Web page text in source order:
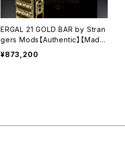
ERGAL 21 GOLD BAR by Stran
gers Mods【Authentic】【Made
in Italy】【21K GOLD Plating】【E
volv DNA 100C】【1 x 21700】
¥873,200